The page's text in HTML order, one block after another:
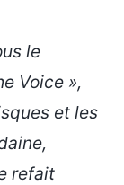
le
Voice »,
et les
refait